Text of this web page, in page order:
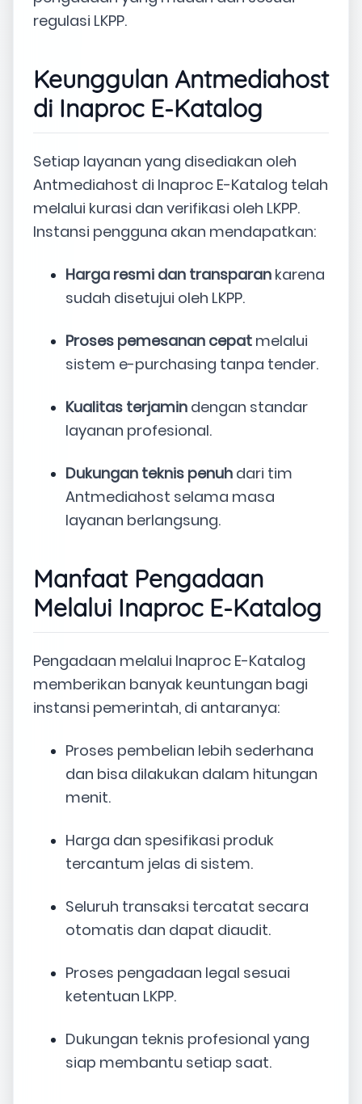
regulasi LKPP.
Keunggulan Antmediahost
di Inaproc E-Katalog
Setiap layanan yang disediakan oleh
Antmediahost di Inaproc E-Katalog telah
melalui kurasi dan verifikasi oleh LKPP.
Instansi pengguna akan mendapatkan:
Harga resmi dan transparan karena
sudah disetujui oleh LKPP.
Proses pemesanan cepat melalui
sistem e-purchasing tanpa tender.
Kualitas terjamin dengan standar
layanan profesional.
Dukungan teknis penuh dari tim
Antmediahost selama masa
layanan berlangsung.
Manfaat Pengadaan
Melalui Inaproc E-Katalog
Pengadaan melalui Inaproc E-Katalog
memberikan banyak keuntungan bagi
instansi pemerintah, di antaranya:
Proses pembelian lebih sederhana
dan bisa dilakukan dalam hitungan
menit.
Harga dan spesifikasi produk
tercantum jelas di sistem.
Seluruh transaksi tercatat secara
otomatis dan dapat diaudit.
Proses pengadaan legal sesuai
ketentuan LKPP.
Dukungan teknis profesional yang
siap membantu setiap saat.